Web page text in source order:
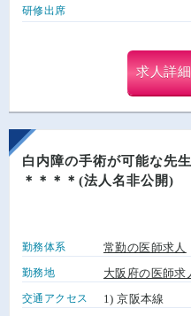
研修出席
求人詳
白内障の手術が可能な先
＊＊＊＊(法人名非公開)
勤務体系 常勤の医師求人
勤務地 大阪府の医師求
交通アクセス 1) 京阪本線